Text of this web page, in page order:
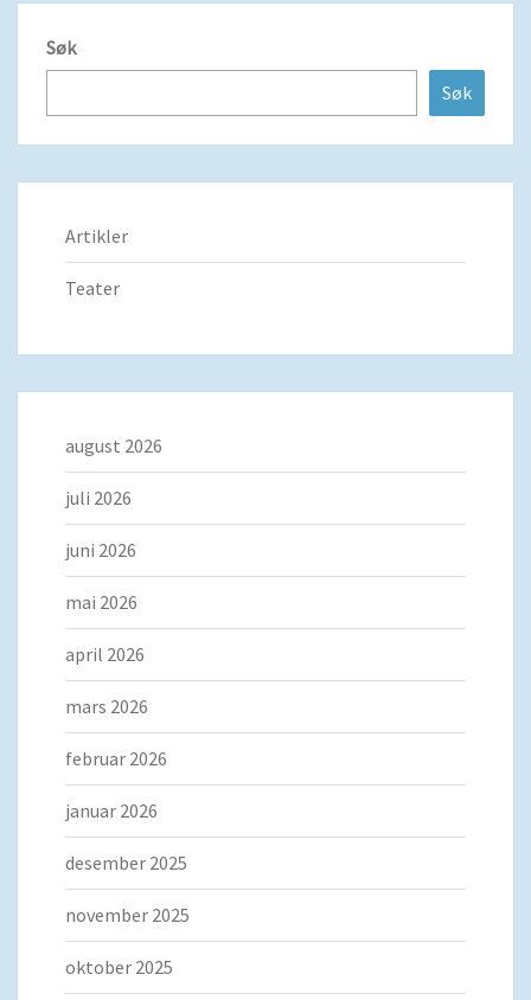
Søk
Søk
Artikler
Teater
august 2026
juli 2026
juni 2026
mai 2026
april 2026
mars 2026
februar 2026
januar 2026
desember 2025
november 2025
oktober 2025